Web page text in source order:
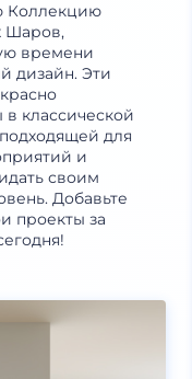
Коллекцию
Шаров,
времени
дизайн. Эти
классической
для
и
своим
Добавьте
проекты за